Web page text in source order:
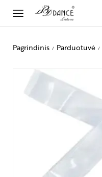
Pagrindinis / Parduotuvė /